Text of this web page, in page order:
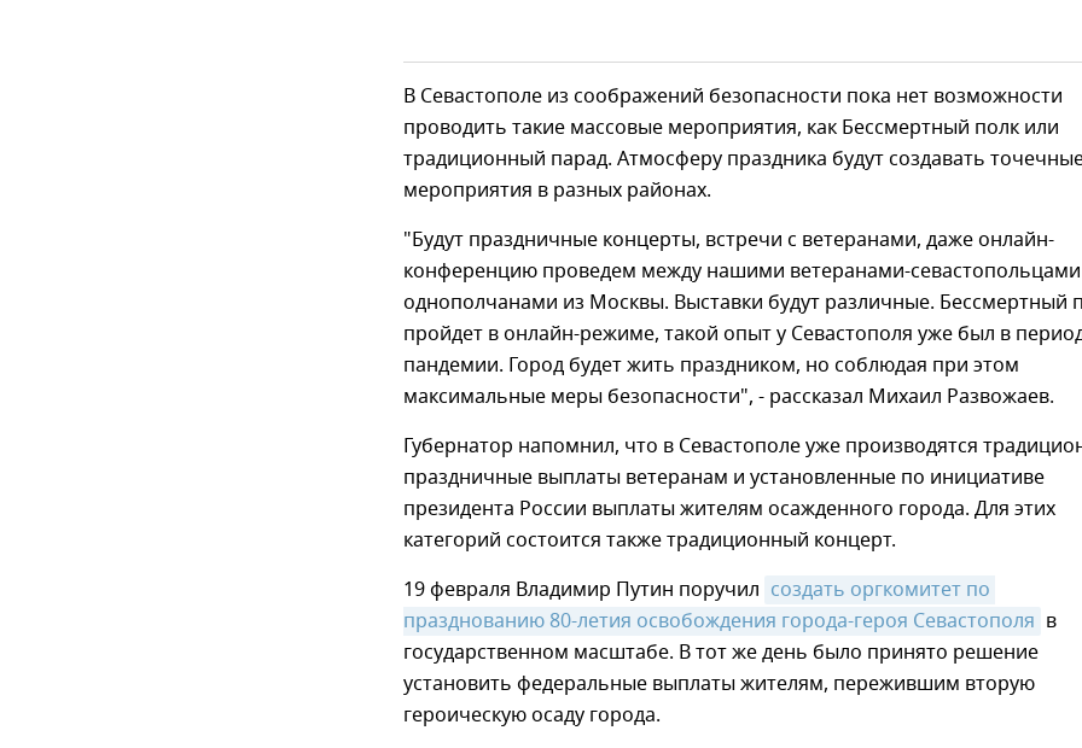
В Севастополе из соображений безопасности пока нет возможности
проводить такие массовые мероприятия, как Бессмертный полк или
традиционный парад. Атмосферу праздника будут создавать
мероприятия в разных районах.
"Будут праздничные концерты, встречи с ветеранами, даже онлайн-
конференцию проведем между нашими ветеранами-
однополчанами из Москвы. Выставки будут различные. Бессмертный
пройдет в онлайн-режиме, такой опыт у Севастополя уже был в
пандемии. Город будет жить праздником, но соблюдая при этом
максимальные меры безопасности", - рассказал Михаил Развожаев.
Губернатор напомнил, что в Севастополе уже производятся
праздничные выплаты ветеранам и установленные по инициативе
президента России выплаты жителям осажденного города. Для этих
категорий состоится также традиционный концерт.
19 февраля Владимир Путин поручил создать оргкомитет по
празднованию 80-летия освобождения города-героя Севастополя в
государственном масштабе. В тот же день было принято решение
установить федеральные выплаты жителям, пережившим вторую
героическую осаду города.